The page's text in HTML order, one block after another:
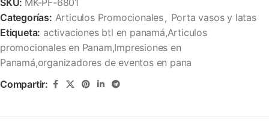
SKU: MK-PF-6801
Categorías: Articulos Promocionales, Porta vasos y latas
Etiqueta: activaciones btl en panamá,Articulos
promocionales en Panam,Impresiones en
Panamá,organizadores de eventos en pana
Compartir: